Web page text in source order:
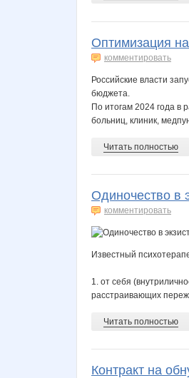
Оптимизация
комментировать
Российские власти
бюджета.
По итогам 2024 года в
больниц, клиник,
Читать полностью
Одиночество в
комментировать
Известный
1. от себя
расстраивающих
Читать полностью
Контракт на